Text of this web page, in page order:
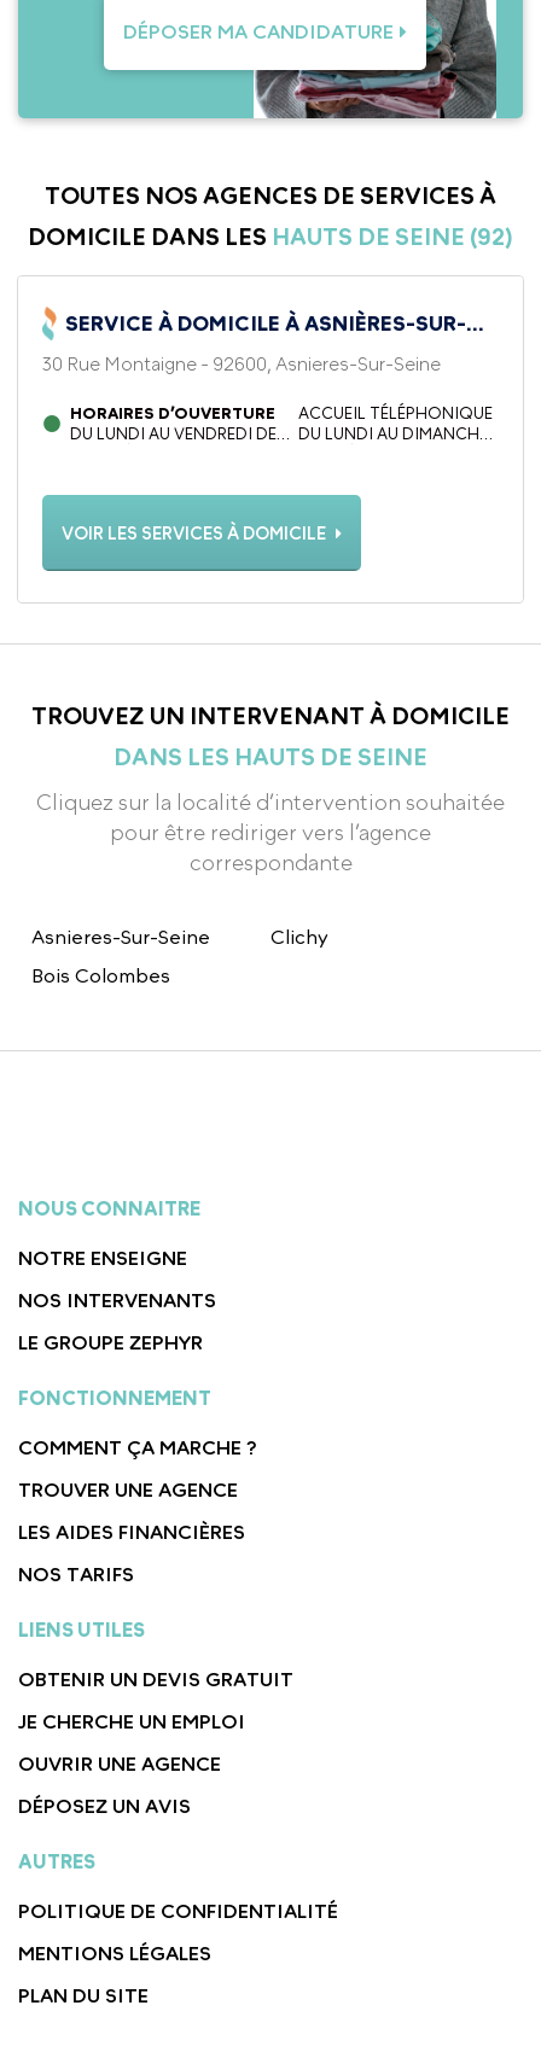
DÉPOSER MA CANDIDATURE
TOUTES NOS AGENCES DE SERVICES À
DOMICILE DANS LES HAUTS DE SEINE (92)
SERVICE À DOMICILE À ASNIÈRES-SUR-
SEINE
30 Rue Montaigne - 92600, Asnieres-Sur-Seine
HORAIRES D’OUVERTURE
DU LUNDI AU VENDREDI DE
ACCUEIL TÉLÉPHONIQUE
DU LUNDI AU DIMANCHE
VOIR LES SERVICES À DOMICILE
TROUVEZ UN INTERVENANT À DOMICILE
DANS LES HAUTS DE SEINE
Cliquez sur la localité d’intervention souhaitée
pour être rediriger vers l’agence
correspondante
Asnieres-Sur-Seine
Clichy
Bois Colombes
NOUS CONNAITRE
NOTRE ENSEIGNE
NOS INTERVENANTS
LE GROUPE ZEPHYR
FONCTIONNEMENT
COMMENT ÇA MARCHE ?
TROUVER UNE AGENCE
LES AIDES FINANCIÈRES
NOS TARIFS
LIENS UTILES
OBTENIR UN DEVIS GRATUIT
JE CHERCHE UN EMPLOI
OUVRIR UNE AGENCE
DÉPOSEZ UN AVIS
AUTRES
POLITIQUE DE CONFIDENTIALITÉ
MENTIONS LÉGALES
PLAN DU SITE